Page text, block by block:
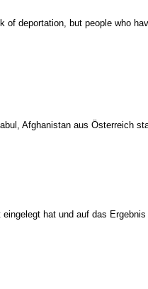
deportation, but people who
Afghanistan aus Österreich
hat und auf das Ergebnis